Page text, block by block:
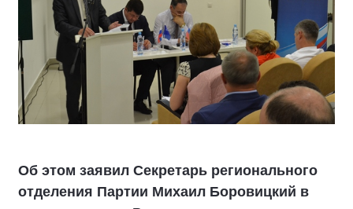
Об этом заявил Секретарь регионального
отделения Партии Михаил Боровицкий в